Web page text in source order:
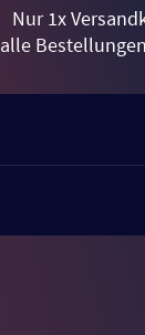
Nur 1x
alle